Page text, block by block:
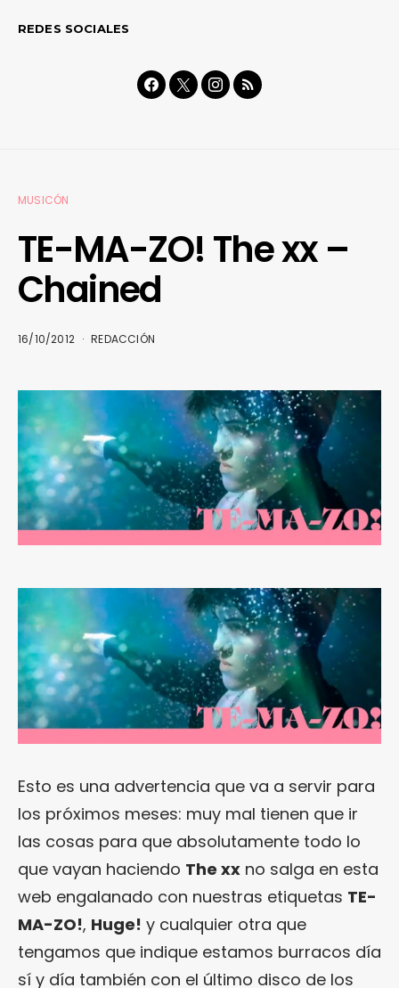
REDES SOCIALES
MUSICÓN
TE-MA-ZO! The xx –
Chained
16/10/2012 REDACCIÓN
Esto es una advertencia que va a servir para
los próximos meses: muy mal tienen que ir
las cosas para que absolutamente todo lo
que vayan haciendo The xx no salga en esta
web engalanado con nuestras etiquetas TE-
MA-ZO!, Huge! y cualquier otra que
tengamos que indique estamos burracos día
sí y día también con el último disco de los